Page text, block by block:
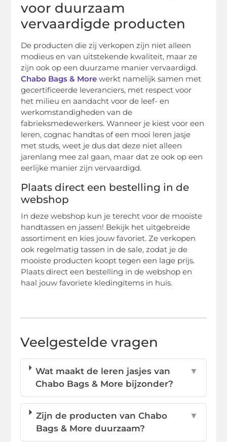
voor duurzaam
vervaardigde producten
De producten die zij verkopen zijn niet alleen
modieus en van uitstekende kwaliteit, maar ze
zijn ook op een duurzame manier vervaardigd.
Chabo Bags & More werkt namelijk samen met
gecertificeerde leveranciers, met respect voor
het milieu en aandacht voor de leef- en
werkomstandigheden van de
fabrieksmedewerkers. Wanneer je kiest voor een
leren, cognac handtas of een mooi leren jasje
met studs, weet je dus dat deze niet alleen
jarenlang mee zal gaan, maar dat ze ook op een
eerlijke manier zijn vervaardigd.
Plaats direct een bestelling in de
webshop
In deze webshop kun je terecht voor de mooiste
handtassen en jassen! Bekijk het uitgebreide
assortiment en kies jouw favoriet. Ze verkopen
ook regelmatig tassen in de sale, zodat je de
mooiste producten koopt tegen een lage prijs.
Plaats direct een bestelling in de webshop en
haal jouw favoriete kledingitems in huis.
Veelgestelde vragen
Wat maakt de leren jasjes van
Chabo Bags & More bijzonder?
▼
Zijn de producten van Chabo
Bags & More duurzaam?
▼